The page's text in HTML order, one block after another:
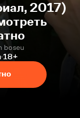
2017)
boseu
18+